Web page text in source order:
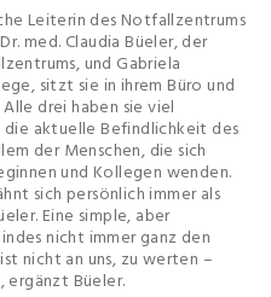
Leiterin des Notfallzentrums
med. Claudia Büeler, der
und Gabriela
sitzt sie in ihrem Büro und
drei haben sie viel
die aktuelle Befindlichkeit des
der Menschen, die sich
und Kollegen wenden.
sich persönlich immer als
Eine simple, aber
nicht immer ganz den
nicht an uns, zu werten –
ergänzt Büeler.